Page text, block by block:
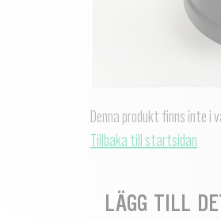
Denna produkt finns inte
Tillbaka till startsidan
LÄGG TILL